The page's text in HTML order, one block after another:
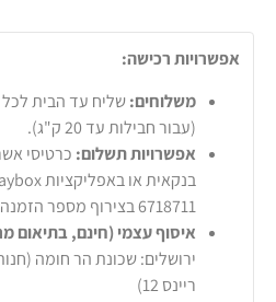
אפשרויות רכישה:
משלוחים:
(עבור חבילות עד 20 ק"ג).
אפשרויות תשלום:
6718711 בצירוף מספר הזמנה).
איסוף עצמי (חינם, בתיאום
ירושלים: שכונת הר חומה
ריינס 12)